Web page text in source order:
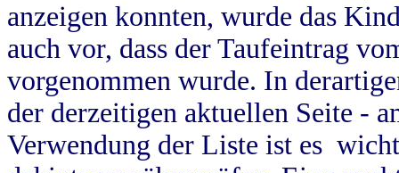
anzeigen konnten, wurde das
auch vor, dass der Taufeintrag
vorgenommen wurde. In
der derzeitigen aktuellen Seite -
Verwendung der Liste ist es